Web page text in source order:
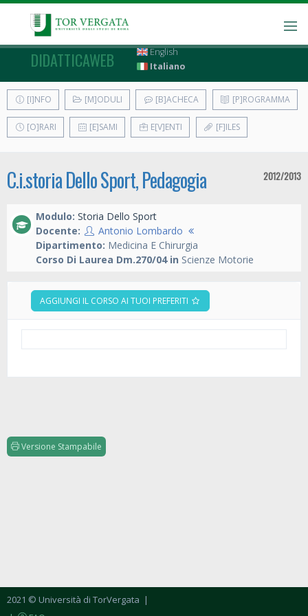
DIDATTICAWEB
English
Italiano
[I]NFO [M]ODULI [B]ACHECA [P]ROGRAMMA
[O]RARI [E]SAMI E[V]ENTI [F]ILES
C.i.storia Dello Sport, Pedagogia 2012/2013
Modulo: Storia Dello Sport
Docente:
Antonio Lombardo
Dipartimento: Medicina E Chirurgia
Corso Di Laurea Dm.270/04 in Scienze Motorie
AGGIUNGI IL CORSO AI TUOI PREFERITI
Versione Stampabile
2021 © Università di TorVergata |